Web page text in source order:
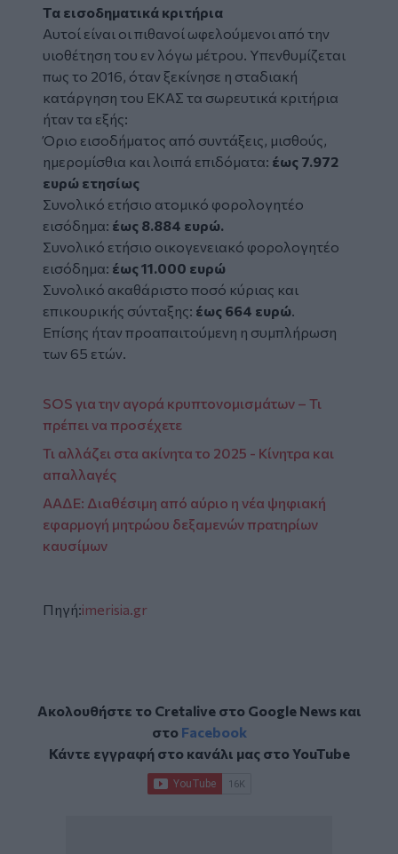
Τα εισοδηματικά κριτήρια
Αυτοί είναι οι πιθανοί ωφελούμενοι από την
υιοθέτηση του εν λόγω μέτρου. Υπενθυμίζεται
πως το 2016, όταν ξεκίνησε η σταδιακή
κατάργηση του ΕΚΑΣ τα σωρευτικά κριτήρια
ήταν τα εξής:
Όριο εισοδήματος από συντάξεις, μισθούς,
ημερομίσθια και λοιπά επιδόματα: έως 7.972
ευρώ ετησίως
Συνολικό ετήσιο ατομικό φορολογητέο
εισόδημα: έως 8.884 ευρώ.
Συνολικό ετήσιο οικογενειακό φορολογητέο
εισόδημα: έως 11.000 ευρώ
Συνολικό ακαθάριστο ποσό κύριας και
επικουρικής σύνταξης: έως 664 ευρώ.
Επίσης ήταν προαπαιτούμενη η συμπλήρωση
των 65 ετών.
SOS για την αγορά κρυπτονομισμάτων – Τι
πρέπει να προσέχετε
Τι αλλάζει στα ακίνητα το 2025 - Κίνητρα και
απαλλαγές
ΑΑΔΕ: Διαθέσιμη από αύριο η νέα ψηφιακή
εφαρμογή μητρώου δεξαμενών πρατηρίων
καυσίμων
Πηγή:imerisia.gr
Ακολουθήστε το Cretalive στο Google Newsκαι
στο Facebook
Κάντε εγγραφή στο κανάλι μας στοYouTube